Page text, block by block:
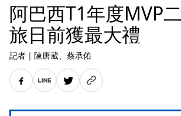
阿巴西T1年度MVP
旅日前獲最大禮
記者 ｜ 陳唐葳、蔡承佑